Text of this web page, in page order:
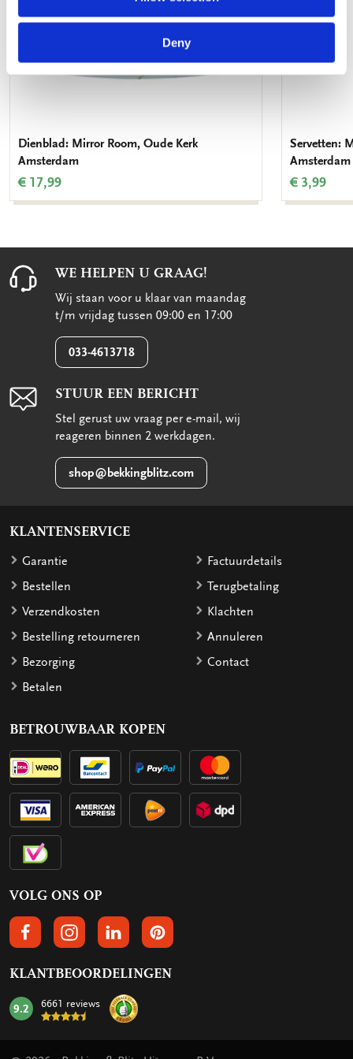
Deny
Dienblad: Mirror Room, Oude Kerk
Amsterdam
€ 17,99
Servetten:
Amsterdam
€ 3,99
WE HELPEN U GRAAG!
Wij staan voor u klaar van maandag
t/m vrijdag tussen 09:00 en 17:00
033-4613718
STUUR EEN BERICHT
Stel gerust uw vraag per e-mail, wij
reageren binnen 2 werkdagen.
shop@bekkingblitz.com
KLANTENSERVICE
Garantie
Bestellen
Verzendkosten
Bestelling retourneren
Bezorging
Betalen
Factuurdetails
Terugbetaling
Klachten
Annuleren
Contact
BETROUWBAAR KOPEN
VOLG ONS OP
VOLGS ONS OP FACEBOOK
VOLG ONS OP INSTAGRAM
VOLG ONS OP LINKEDIN
VOLG ONS OP PINTEREST
KLANTBEOORDELINGEN
mark:
9.2 6661 reviews